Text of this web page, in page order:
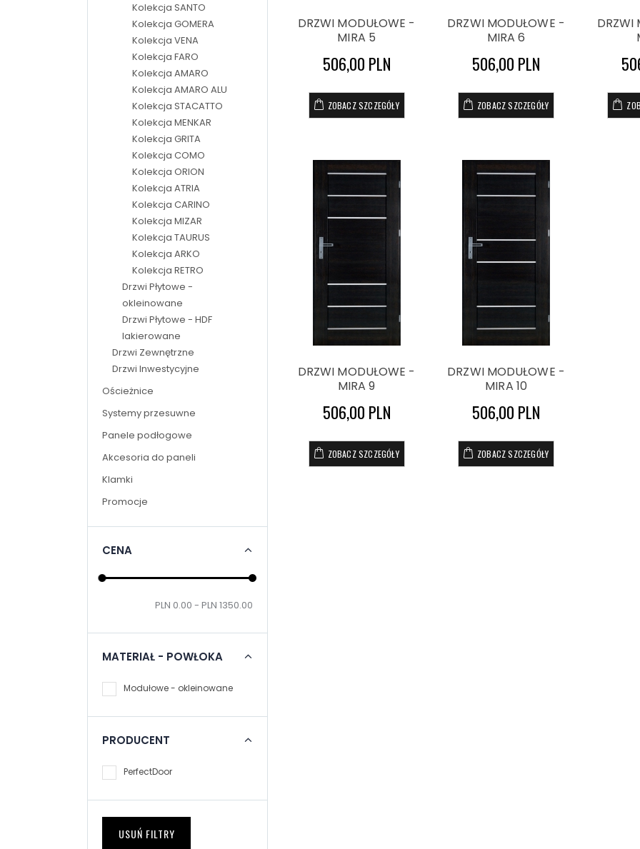
Kolekcja SANTO
Kolekcja GOMERA
Kolekcja VENA
Kolekcja FARO
Kolekcja AMARO
Kolekcja AMARO ALU
Kolekcja STACATTO
Kolekcja MENKAR
Kolekcja GRITA
Kolekcja COMO
Kolekcja ORION
Kolekcja ATRIA
Kolekcja CARINO
Kolekcja MIZAR
Kolekcja TAURUS
Kolekcja ARKO
Kolekcja RETRO
Drzwi Płytowe -
okleinowane
Drzwi Płytowe - HDF
lakierowane
Drzwi Zewnętrzne
Drzwi Inwestycyjne
Ościeżnice
Systemy przesuwne
Panele podłogowe
Akcesoria do paneli
Klamki
Promocje
CENA
PLN 0.00 - PLN 1350.00
MATERIAŁ - POWŁOKA
Modułowe - okleinowane
PRODUCENT
PerfectDoor
USUŃ FILTRY
DRZWI MODUŁOWE -
MIRA 5
506,00 PLN
ZOBACZ SZCZEGÓŁY
DRZWI MODUŁOWE -
MIRA 6
506,00 PLN
ZOBACZ SZCZEGÓŁY
DRZWI
DRZWI MODUŁOWE -
MIRA 9
506,00 PLN
ZOBACZ SZCZEGÓŁY
DRZWI MODUŁOWE -
MIRA 10
506,00 PLN
ZOBACZ SZCZEGÓŁY